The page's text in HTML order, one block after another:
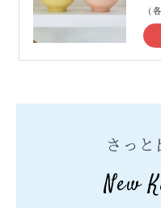
（
さっ
New